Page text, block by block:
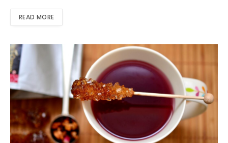
READ MORE